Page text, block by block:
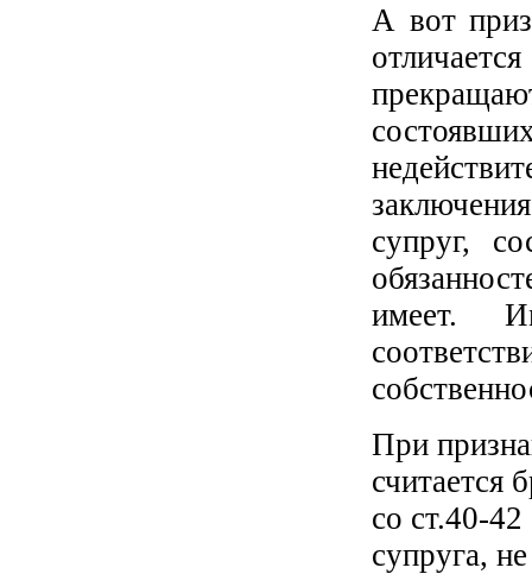
А вот
супруг,
имеет.
При
считается
со ст.40-
супруга,